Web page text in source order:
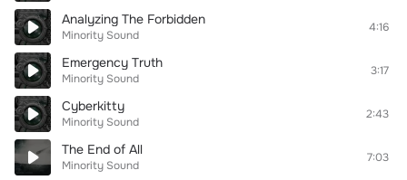
Analyzing The Forbidden
Minority Sound
4:16
Emergency Truth
Minority Sound
3:17
Cyberkitty
Minority Sound
2:43
The End of All
Minority Sound
7:03